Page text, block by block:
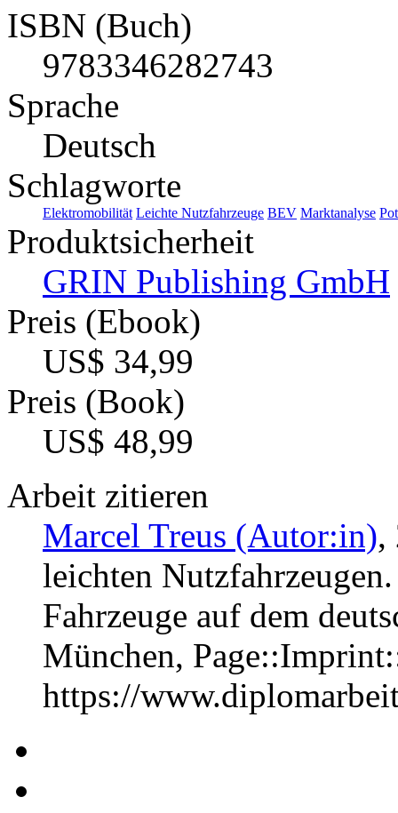
ISBN (Buch)
9783346282743
Sprache
Deutsch
Schlagworte
Elektromobilität Leichte Nutzfahrzeuge BEV Marktanalyse
Produktsicherheit
GRIN Publishing GmbH
Preis (Ebook)
US$ 34,99
Preis (Book)
US$ 48,99
Arbeit zitieren
Marcel Treus (Autor:in),
leichten
Fahrzeuge auf dem
München,
https://